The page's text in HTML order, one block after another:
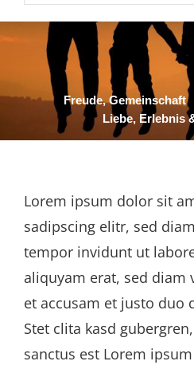
Freude, Gemeinschaft
Liebe, Erlebnis
Lorem ipsum dolor sit
sadipscing elitr, sed
tempor invidunt ut
aliquyam erat, sed diam
et accusam et justo duo
Stet clita kasd
sanctus est Lorem